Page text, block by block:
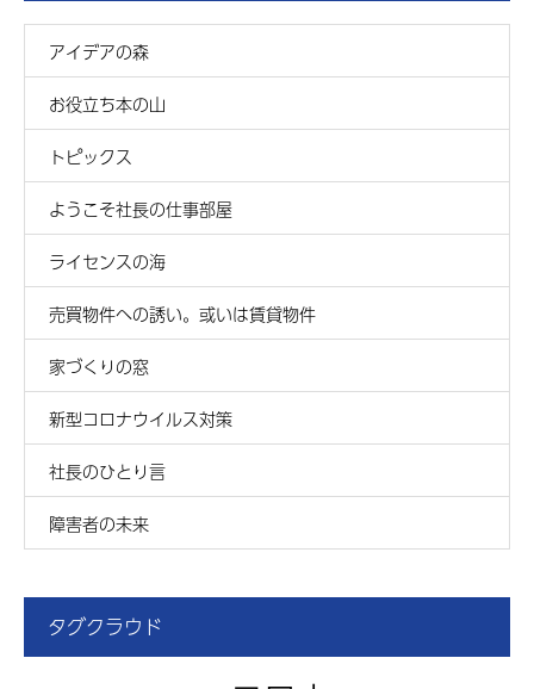
アイデアの森
お役立ち本の山
トピックス
ようこそ社長の仕事部屋
ライセンスの海
売買物件への誘い。或いは賃貸物件
家づくりの窓
新型コロナウイルス対策
社長のひとり言
障害者の未来
タグクラウド